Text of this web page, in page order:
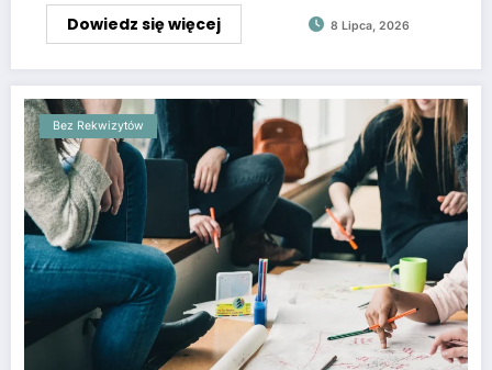
Dowiedz się więcej 8 Lipca, 2026
Bez Rekwizytów